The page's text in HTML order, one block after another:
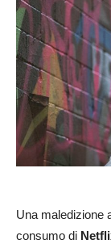
Una maledizione
consumo di